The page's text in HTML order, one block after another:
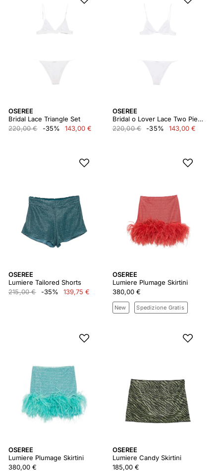
OSEREE
Bridal Lace Triangle Set
220,00 €
-35% 143,00 €
OSEREE
Bridal o Lover Lace Two Piece
220,00 €
-35% 143,00 €
OSEREE
Lumiere Tailored Shorts
215,00 €
-35% 139,75 €
OSEREE
Lumiere Plumage Skirtini
380,00 €
New Spedizione Gratis
OSEREE
Lumiere Plumage Skirtini
380,00 €
OSEREE
Lumiere Candy Skirtini
185,00 €